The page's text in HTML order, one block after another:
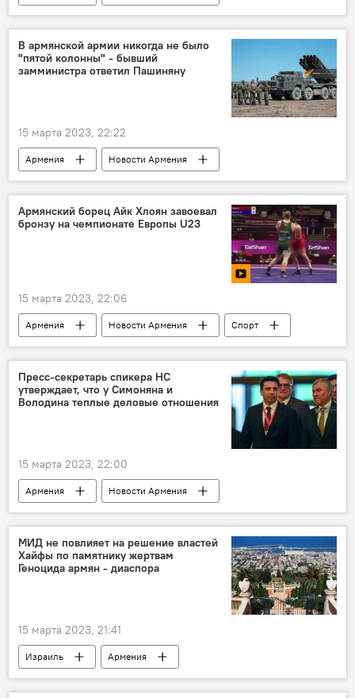
Общество
контрабанда наркотики
В армянской армии никогда не было
"пятой колонны" - бывший
замминистра ответил Пашиняну
15 марта 2023, 22:22
Армения
Новости Армения
военные
армия
интервью
Закарян Артак
Армянский борец Айк Хлоян завоевал
бронзу на чемпионате Европы U23
15 марта 2023, 22:06
Армения Новости Армения
Спорт
Общество
борец
Видео
бронза
Чемпионат Европы
Пресс-секретарь спикера НС
утверждает, что у Симоняна и
Володина теплые деловые отношения
15 марта 2023, 22:00
Армения
Новости Армения
спикер
НС
Симонян
Вячеслав Володин
отношения
Политика
МИД не повлияет на решение властей
Хайфы по памятнику жертвам
Геноцида армян - диаспора
15 марта 2023, 21:41
Израиль
Армения
Новости Армения
Турция